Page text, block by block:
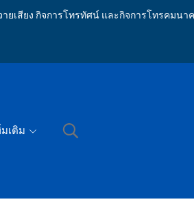
ยเสียง กิจการโทรทัศน์ และกิจการโทรคมนา
มเติม